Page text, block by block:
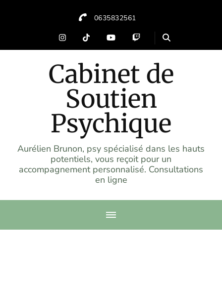
0635832561
Cabinet de
Soutien
Psychique
Aurélien Brunon, psy spécialisé dans les hauts
potentiels, vous reçoit pour un
accompagnement personnalisé. Consultations
en ligne